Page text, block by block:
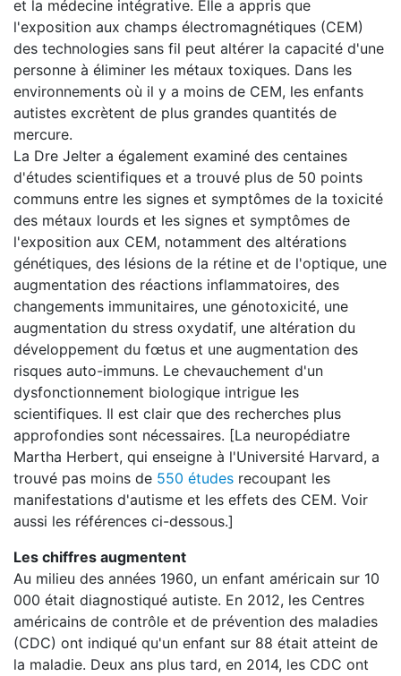
et la médecine intégrative. Elle a appris que
l'exposition aux champs électromagnétiques (CEM)
des technologies sans fil peut altérer la capacité d'une
personne à éliminer les métaux toxiques. Dans les
environnements où il y a moins de CEM, les enfants
autistes excrètent de plus grandes quantités de
mercure.
La Dre Jelter a également examiné des centaines
d'études scientifiques et a trouvé plus de 50 points
communs entre les signes et symptômes de la toxicité
des métaux lourds et les signes et symptômes de
l'exposition aux CEM, notamment des altérations
génétiques, des lésions de la rétine et de l'optique, une
augmentation des réactions inflammatoires, des
changements immunitaires, une génotoxicité, une
augmentation du stress oxydatif, une altération du
développement du fœtus et une augmentation des
risques auto-immuns. Le chevauchement d'un
dysfonctionnement biologique intrigue les
scientifiques. Il est clair que des recherches plus
approfondies sont nécessaires. [La neuropédiatre
Martha Herbert, qui enseigne à l'Université Harvard, a
trouvé pas moins de 550 études recoupant les
manifestations d'autisme et les effets des CEM. Voir
aussi les références ci-dessous.]
Les chiffres augmentent
Au milieu des années 1960, un enfant américain sur 10
000 était diagnostiqué autiste. En 2012, les Centres
américains de contrôle et de prévention des maladies
(CDC) ont indiqué qu'un enfant sur 88 était atteint de
la maladie. Deux ans plus tard, en 2014, les CDC ont